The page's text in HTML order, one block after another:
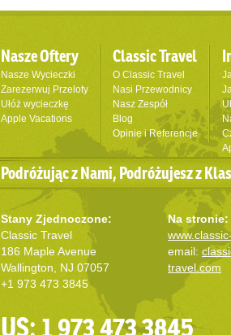
Nasze Oftery
Nasze Wycieczki
Zarezerwuj Przeloty
Ułóż wycieczkę
Apple Vacations
Classic Travel
O Classic Travel
Nasi Przewodnicy
Nasz Zespół
Blog
Opinie i Referencje
Podróżując z Nami, Podróżujesz z
Stany Zjednoczone:
Classic Travel
186 Maple Avenue
Wallington, NJ 07057
+1 973 473 3845
Na stronie:
email:
travel.com
US: 1 973 473 3845